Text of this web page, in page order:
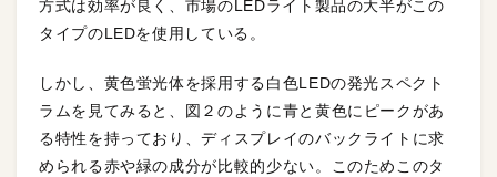
方式は効率が良く、市場のLEDライト製品の大半がこの
タイプのLEDを使用している。
しかし、黄色蛍光体を採用する白色LEDの発光スペクト
ラムを見てみると、図２のように青と黄色にピークがあ
る特性を持っており、ディスプレイのバックライトに求
められる赤や緑の成分が比較的少ない。このためこのタ